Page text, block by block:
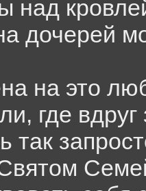
над
дочерей
на это
где
так